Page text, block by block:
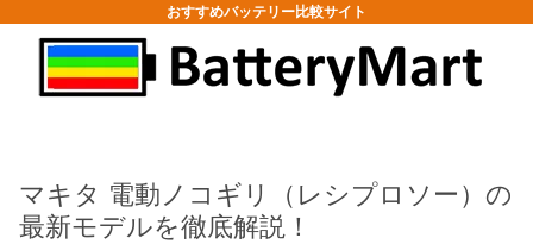
おすすめバッテリー比較サイト
マキタ 電動ノコギリ（レシプロソー）の
最新モデルを徹底解説！